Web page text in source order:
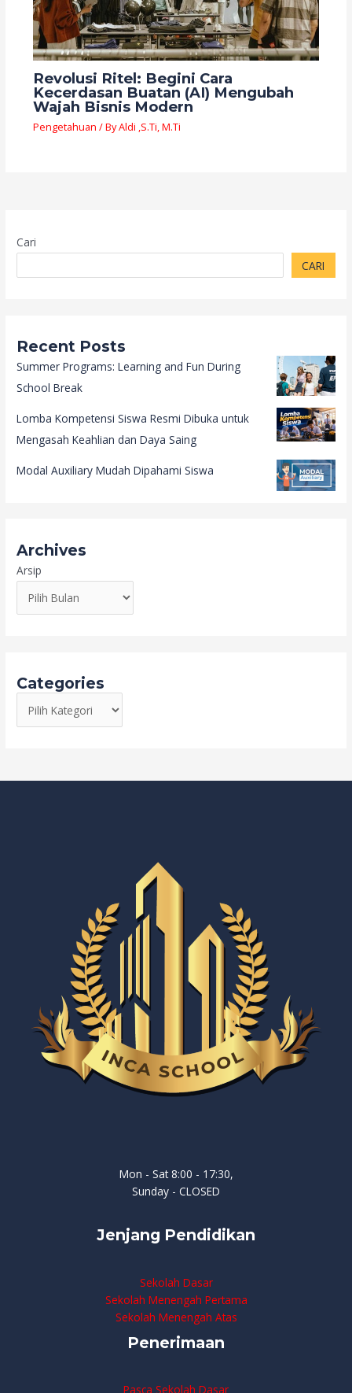
Revolusi Ritel: Begini Cara
Kecerdasan Buatan (AI) Mengubah
Wajah Bisnis Modern
Pengetahuan / ByAldi ,S.Ti, M.Ti
Cari
CARI
Recent Posts
Summer Programs: Learning and Fun During
School Break
Lomba Kompetensi Siswa Resmi Dibuka untuk
Mengasah Keahlian dan Daya Saing
Modal Auxiliary Mudah Dipahami Siswa
Archives
Arsip
Categories
Mon - Sat 8:00 - 17:30,
Sunday - CLOSED
Jenjang Pendidikan
Sekolah Dasar
Sekolah Menengah Pertama
Sekolah Menengah Atas
Penerimaan
Pasca Sekolah Dasar